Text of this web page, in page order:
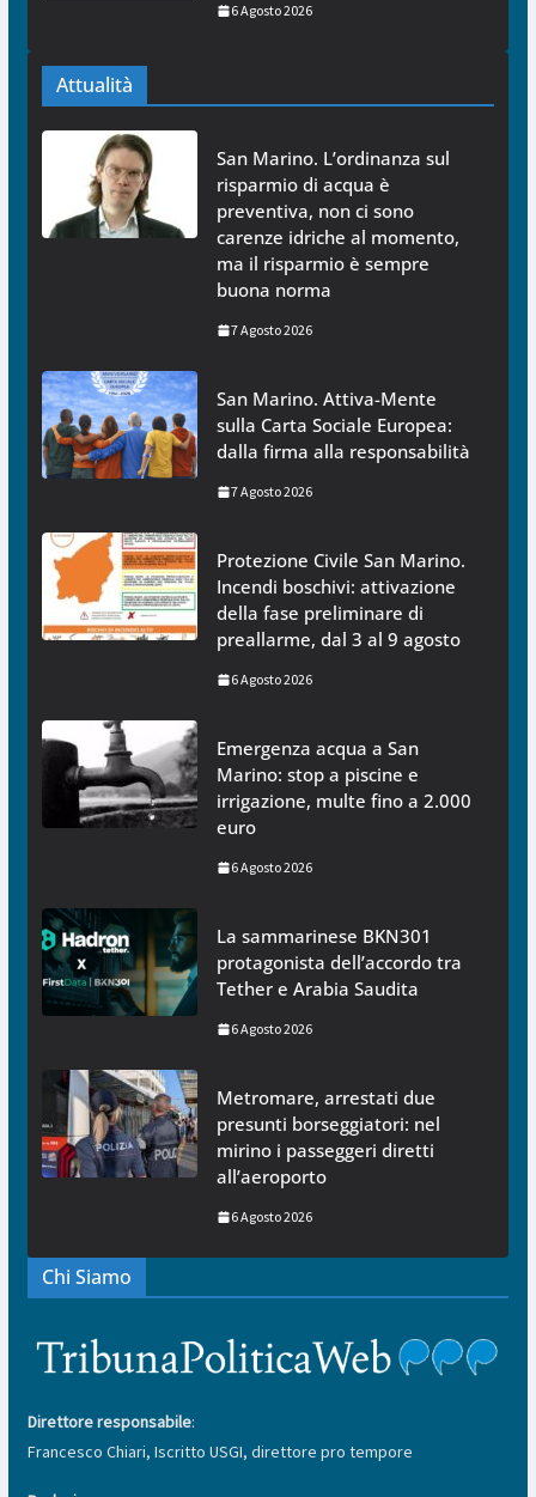
6 Agosto 2026
Attualità
San Marino. L’ordinanza sul
risparmio di acqua è
preventiva, non ci sono
carenze idriche al momento,
ma il risparmio è sempre
buona norma
7 Agosto 2026
San Marino. Attiva-Mente
sulla Carta Sociale Europea:
dalla firma alla responsabilità
7 Agosto 2026
Protezione Civile San Marino.
Incendi boschivi: attivazione
della fase preliminare di
preallarme, dal 3 al 9 agosto
6 Agosto 2026
Emergenza acqua a San
Marino: stop a piscine e
irrigazione, multe fino a 2.000
euro
6 Agosto 2026
La sammarinese BKN301
protagonista dell’accordo tra
Tether e Arabia Saudita
6 Agosto 2026
Metromare, arrestati due
presunti borseggiatori: nel
mirino i passeggeri diretti
all’aeroporto
6 Agosto 2026
Chi Siamo
Direttore responsabile:
Francesco Chiari, Iscritto USGI, direttore pro tempore